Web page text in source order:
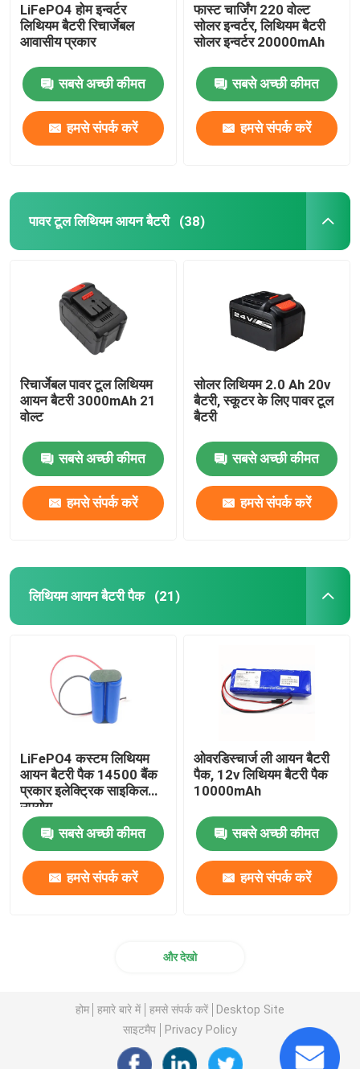
LiFePO4 होम इन्वर्टर
लिथियम बैटरी रिचार्जेबल
आवासीय प्रकार
सबसे अच्छी कीमत
हमसे संपर्क करें
फास्ट चार्जिंग 220 वोल्ट
सोलर इन्वर्टर, लिथियम बैटरी
सोलर इन्वर्टर 20000mAh
सबसे अच्छी कीमत
हमसे संपर्क करें
पावर टूल लिथियम आयन बैटरी (38)
रिचार्जेबल पावर टूल लिथियम
आयन बैटरी 3000mAh 21
वोल्ट
सबसे अच्छी कीमत
हमसे संपर्क करें
सोलर लिथियम 2.0 Ah 20v
बैटरी, स्कूटर के लिए पावर टूल
बैटरी
सबसे अच्छी कीमत
हमसे संपर्क करें
लिथियम आयन बैटरी पैक (21)
LiFePO4 कस्टम लिथियम
आयन बैटरी पैक 14500 बैंक
प्रकार इलेक्ट्रिक साइकिल
उपयोग
सबसे अच्छी कीमत
हमसे संपर्क करें
ओवरडिस्चार्ज ली आयन बैटरी
पैक, 12v लिथियम बैटरी पैक
10000mAh
सबसे अच्छी कीमत
हमसे संपर्क करें
और देखो
होम हमारे बारे में हमसे संपर्क करें
Desktop Site
साइटमैप
Privacy Policy